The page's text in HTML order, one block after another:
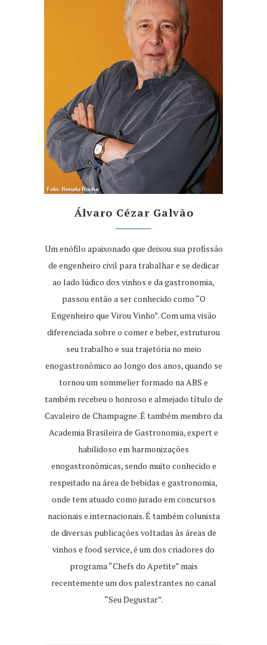
Álvaro Cézar Galvão
Um enófilo apaixonado que deixou sua profissão
de engenheiro civil para trabalhar e se dedicar
ao lado lúdico dos vinhos e da gastronomia,
passou então a ser conhecido como “O
Engenheiro que Virou Vinho”. Com uma visão
diferenciada sobre o comer e beber, estruturou
seu trabalho e sua trajetória no meio
enogastronômico ao longo dos anos, quando se
tornou um sommelier formado na ABS e
também recebeu o honroso e almejado título de
Cavaleiro de Champagne. É também membro da
Academia Brasileira de Gastronomia, expert e
habilidoso em harmonizações
enogastronômicas, sendo muito conhecido e
respeitado na área de bebidas e gastronomia,
onde tem atuado como jurado em concursos
nacionais e internacionais. É também colunista
de diversas publicações voltadas às áreas de
vinhos e food service, é um dos criadores do
programa “Chefs do Apetite” mais
recentemente um dos palestrantes no canal
“Seu Degustar”.